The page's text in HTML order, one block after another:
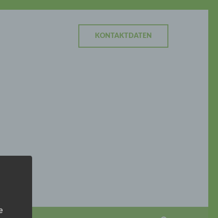
KONTAKTDATEN